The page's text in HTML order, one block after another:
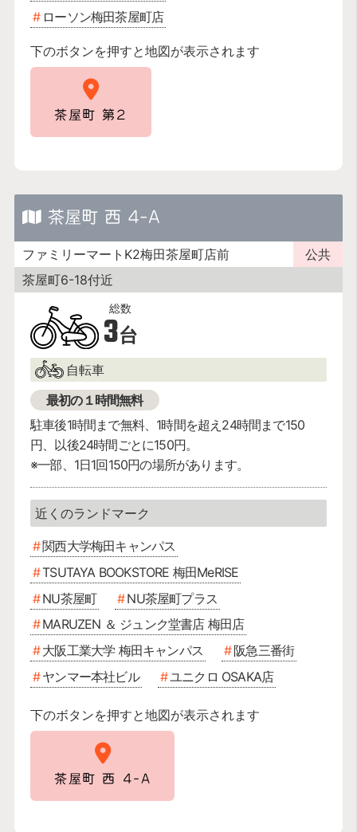
ローソン梅田茶屋町店
下のボタンを押すと地図が表示されます
茶屋町 第2
茶屋町 西 4-A
ファミリーマートK2梅田茶屋町店前
公共
茶屋町6-18付近
3台
自転車
最初の１時間無料
駐車後1時間まで無料、1時間を超え24時間まで150
円、以後24時間ごとに150円。
※一部、1日1回150円の場所があります。
関西大学梅田キャンパス
TSUTAYA BOOKSTORE 梅田MeRISE
NU茶屋町
NU茶屋町プラス
MARUZEN ＆ ジュンク堂書店 梅田店
大阪工業大学 梅田キャンパス
阪急三番街
ヤンマー本社ビル
ユニクロ OSAKA店
下のボタンを押すと地図が表示されます
茶屋町 西 4-A